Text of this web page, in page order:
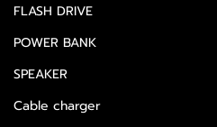
FLASH DRIVE
POWER BANK
SPEAKER
Cable charger